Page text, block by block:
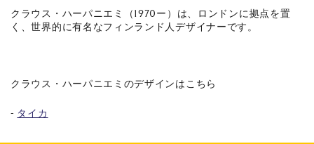
クラウス・ハーパニエミ（1970ー）は、ロンドンに拠点を置
く、世界的に有名なフィンランド人デザイナーです。
クラウス・ハーパニエミのデザインはこちら
- タイカ